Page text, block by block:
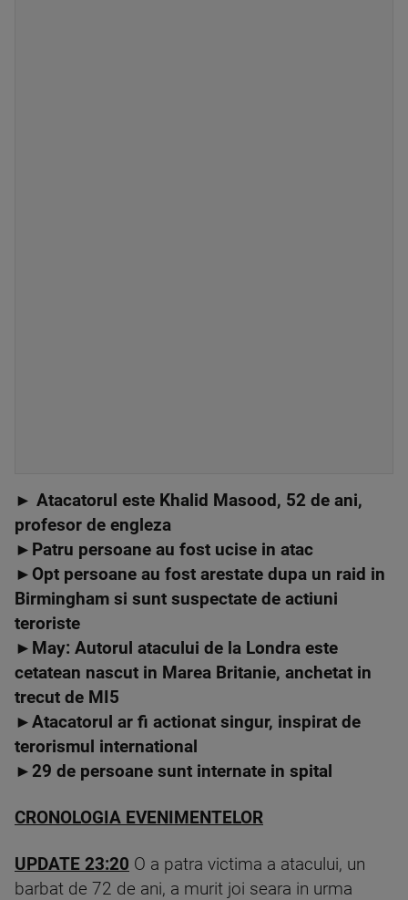
► Atacatorul este Khalid Masood, 52 de ani,
profesor de engleza
► Patru persoane au fost ucise in atac
► Opt persoane au fost arestate dupa un raid in
Birmingham si sunt suspectate de actiuni
teroriste
► May: Autorul atacului de la Londra este
cetatean nascut in Marea Britanie, anchetat in
trecut de MI5
►Atacatorul ar fi actionat singur, inspirat de
terorismul international
►29 de persoane sunt internate in spital
CRONOLOGIA EVENIMENTELOR
UPDATE 23:20 O a patra victima a atacului, un
barbat de 72 de ani, a murit joi seara in urma